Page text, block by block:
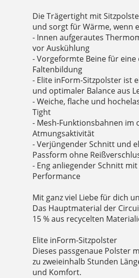
Die Trägertight mit
und sorgt für Wärme, wenn
- Innen aufgerautes
vor Auskühlung
- Vorgeformte Beine für
Faltenbildung
- Elite inForm-Sitzpolster ist
und optimaler Balance aus
- Weiche, flache und
Tight
- Mesh-Funktionsbahnen im
Atmungsaktivität
- Verjüngender Schnitt und
Passform ohne
- Eng anliegender Schnitt
Performance
Mit ganz viel Liebe für dich
Das Hauptmaterial der
15 % aus recycelten
Elite inForm-Sitzpolster
Dieses passgenaue Polster
zu zweieinhalb Stunden
und Komfort.